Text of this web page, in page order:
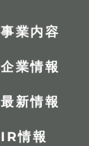
事業内容
企業情報
最新情報
IR情報